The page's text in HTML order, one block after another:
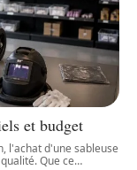
et budget
l'achat d'une sableuse
Que ce…